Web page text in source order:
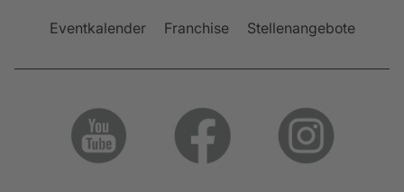
Eventkalender Franchise Stellenangebote